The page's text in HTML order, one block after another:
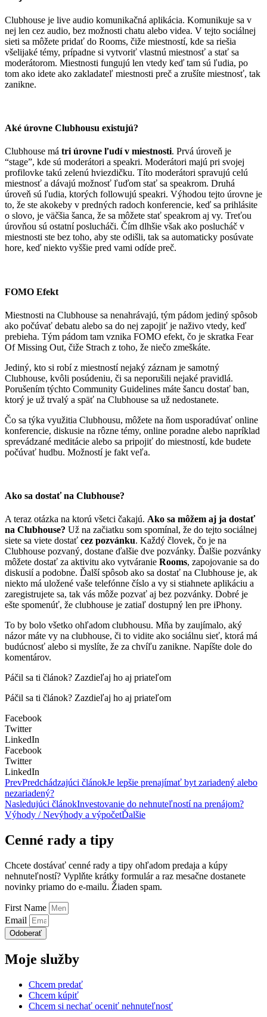
Clubhouse je live audio komunikačná aplikácia. Komunikuje sa v
nej len cez audio, bez možnosti chatu alebo videa. V tejto sociálnej
sieti sa môžete pridať do Rooms, čiže miestností, kde sa riešia
všelijaké témy, prípadne si vytvoriť vlastnú miestnosť a stať sa
moderátorom. Miestnosti fungujú len vtedy keď tam sú ľudia, po
tom ako idete ako zakladateľ miestnosti preč a zrušíte miestnosť, tak
zanikne.
Aké úrovne Clubhousu existujú?
Clubhouse má tri úrovne ľudí v miestnosti. Prvá úroveň je
“stage”, kde sú moderátori a speakri. Moderátori majú pri svojej
profilovke takú zelenú hviezdičku. Títo moderátori spravujú celú
miestnosť a dávajú možnosť ľuďom stať sa speakrom. Druhá
úroveň sú ľudia, ktorých followujú speakri. Výhodou tejto úrovne je
to, že ste akokeby v predných radoch konferencie, keď sa prihlásite
o slovo, je väčšia šanca, že sa môžete stať speakrom aj vy. Treťou
úrovňou sú ostatní poslucháči. Čím dlhšie však ako poslucháč v
miestnosti ste bez toho, aby ste odišli, tak sa automaticky posúvate
hore, keď niekto vyššie pred vami odíde preč.
FOMO Efekt
Miestnosti na Clubhouse sa nenahrávajú, tým pádom jediný spôsob
ako počúvať debatu alebo sa do nej zapojiť je naživo vtedy, keď
prebieha. Tým pádom tam vznika FOMO efekt, čo je skratka Fear
Of Missing Out, čiže Strach z toho, že niečo zmeškáte.
Jediný, kto si robí z miestností nejaký záznam je samotný
Clubhouse, kvôli posúdeniu, či sa neporušili nejaké pravidlá.
Porušením týchto Community Guidelines máte šancu dostať ban,
ktorý je už trvalý a späť na Clubhouse sa už nedostanete.
Čo sa týka využitia Clubhousu, môžete na ňom usporadúvať online
konferencie, diskusie na rôzne témy, online poradne alebo napríklad
sprevádzané meditácie alebo sa pripojiť do miestností, kde budete
počúvať hudbu. Možností je fakt veľa.
Ako sa dostať na Clubhouse?
A teraz otázka na ktorú všetci čakajú. Ako sa môžem aj ja dostať
na Clubhouse? Už na začiatku som spomínal, že do tejto sociálnej
siete sa viete dostať cez pozvánku. Každý človek, čo je na
Clubhouse pozvaný, dostane ďalšie dve pozvánky. Ďalšie pozvánky
môžete dostať za aktivitu ako vytváranie Rooms, zapojovanie sa do
diskusií a podobne. Ďalší spôsob ako sa dostať na Clubhouse je, ak
niekto má uložené vaše telefónne číslo a vy si stiahnete aplikáciu a
zaregistrujete sa, tak vás môže pozvať aj bez pozvánky. Dobré je
ešte spomenúť, že clubhouse je zatiaľ dostupný len pre iPhony.
To by bolo všetko ohľadom clubhousu. Mňa by zaujímalo, aký
názor máte vy na clubhouse, či to vidite ako sociálnu sieť, ktorá má
budúcnosť alebo si myslíte, že za chvíľu zanikne. Napíšte dole do
komentárov.
Páčil sa ti článok? Zazdieľaj ho aj priateľom
Páčil sa ti článok? Zazdieľaj ho aj priateľom
Facebook
Twitter
LinkedIn
Facebook
Twitter
LinkedIn
PrevPredchádzajúci článokJe lepšie prenajímať byt zariadený alebo
nezariadený?
Nasledujúci článokInvestovanie do nehnuteľností na prenájom?
Výhody / Nevýhody a výpočetĎalšie
Cenné rady a tipy
Chcete dostávať cenné rady a tipy ohľadom predaja a kúpy
nehnuteľností? Vyplňte krátky formulár a raz mesačne dostanete
novinky priamo do e-mailu. Žiaden spam.
First Name
Email
Odoberať
Moje služby
Chcem predať
Chcem kúpiť
Chcem si nechať oceniť nehnuteľnosť